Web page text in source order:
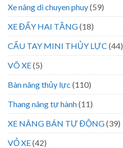
Xe nâng di chuyen phuy(59)
XE ĐẨY HAI TẦNG(18)
CẨU TAY MINI THỦY LỰC (44)
VÕ XE(5)
Bàn nâng thủy lực (110)
Thang nâng tự hành(11)
XE NÂNG BÁN TỰ ĐỘNG(39)
VỎ XE(42)